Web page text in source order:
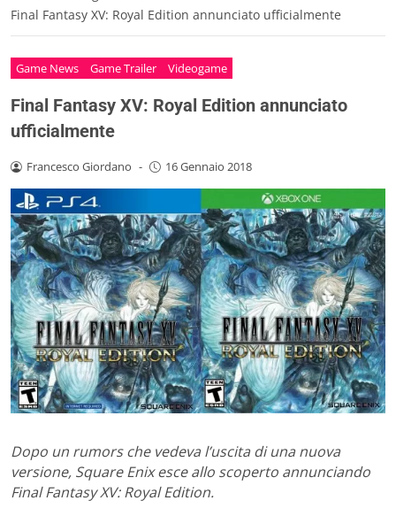
Final Fantasy XV: Royal Edition annunciato ufficialmente
Game News Game Trailer Videogame
Final Fantasy XV: Royal Edition annunciato
ufficialmente
Francesco Giordano - 16 Gennaio 2018
Dopo un rumors che vedeva l’uscita di una nuova
versione, Square Enix esce allo scoperto annunciando
Final Fantasy XV: Royal Edition.